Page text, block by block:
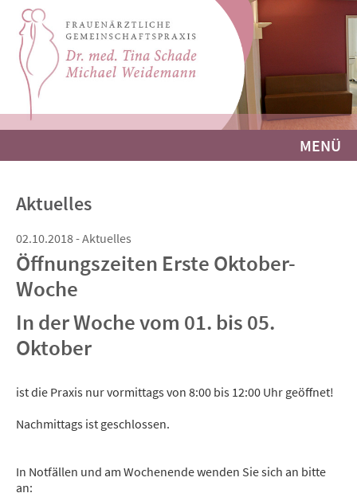
MENÜ
Aktuelles
02.10.2018 - Aktuelles
Öffnungszeiten Erste Oktober-
Woche
In der Woche vom 01. bis 05.
Oktober
ist die Praxis nur vormittags von 8:00 bis 12:00 Uhr geöffnet!
Nachmittags ist geschlossen.
In Notfällen und am Wochenende wenden Sie sich an bitte
an: